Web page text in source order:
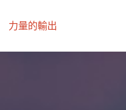
力量的輸出